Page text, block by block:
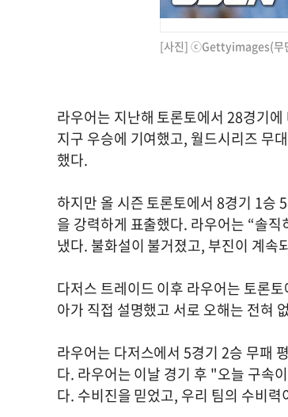
[사진] ⓒGettyimages(무
라우어는 지난해 토론토에서 28경기
지구 우승에 기여했고, 월드시리즈 무
했다.
하지만 올 시즌 토론토에서 8경기 1승
을 강력하게 표출했다. 라우어는 “솔
냈다. 불화설이 불거졌고, 부진이 계속
다저스 트레이드 이후 라우어는 토론
아가 직접 설명했고 서로 오해는 전혀
라우어는 다저스에서 5경기 2승 무패
다. 라우어는 이날 경기 후 "오늘 구속
다. 수비진을 믿었고, 우리 팀의 수비